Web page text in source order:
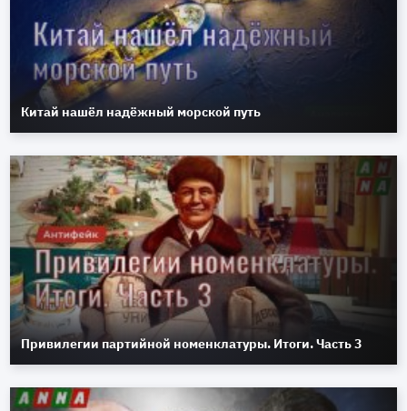
Китай нашёл надёжный морской путь
Привилегии партийной номенклатуры. Итоги. Часть 3